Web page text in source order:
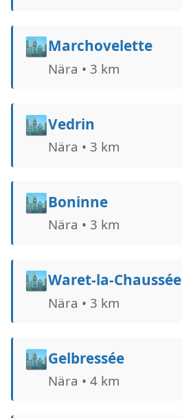
🏙️Marchovelette
Nära • 3 km
🏙️Vedrin
Nära • 3 km
🏙️Boninne
Nära • 3 km
🏙️Waret-la-Chaussée
Nära • 3 km
🏙️Gelbressée
Nära • 4 km